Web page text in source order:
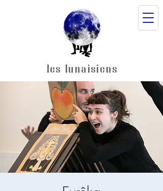
les lunaisiens